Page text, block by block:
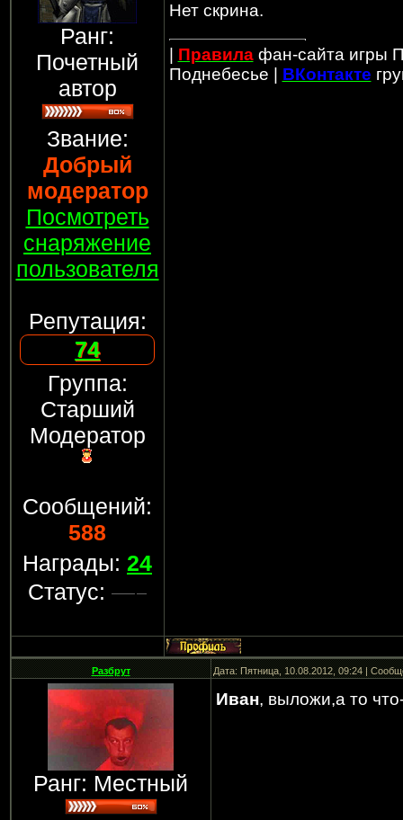
Ранг:
Почетный
автор
Звание:
Добрый
модератор
Посмотреть
снаряжение
пользователя
Репутация:
74
Группа:
Старший
Модератор
Сообщений:
588
Награды: 24
Статус:
Нет скрина.
Правилафан-сайта игры
Поднебесье | ВКонтакте
Разбрут Дата: Пятница, 10.08.2012, 09:24 |
Ранг: Местный
Иван, выложи,а то